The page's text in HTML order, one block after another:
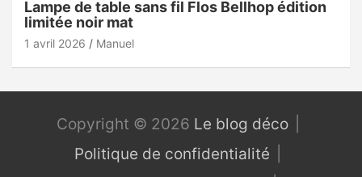
Lampe de table sans fil Flos Bellhop édition
limitée noir mat
1 avril 2026 Manuel
Copyright © 2026 Le blog déco
Politique de confidentialité